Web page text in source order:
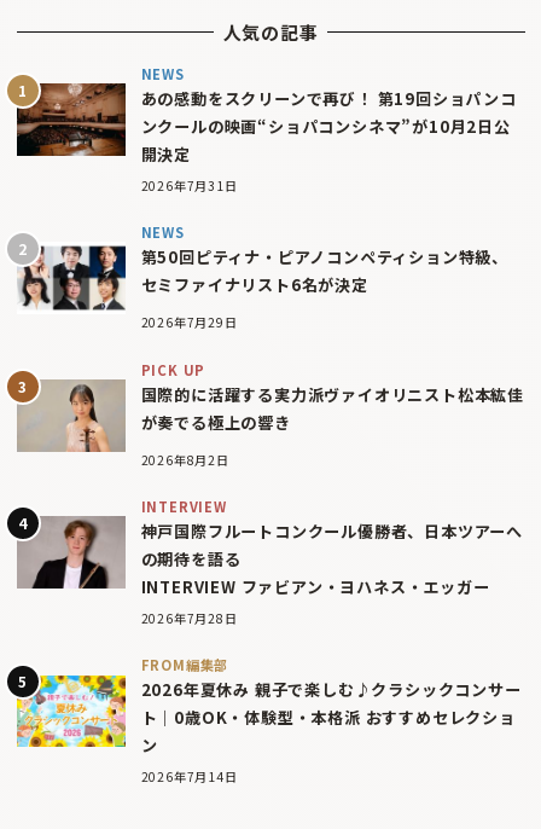
人気の記事
NEWS
あの感動をスクリーンで再び！ 第19回ショパンコ
ンクールの映画“ショパコンシネマ”が10月2日公
開決定
2026年7月31日
NEWS
第50回ピティナ・ピアノコンペティション特級、
セミファイナリスト6名が決定
2026年7月29日
PICK UP
国際的に活躍する実力派ヴァイオリニスト松本紘佳
が奏でる極上の響き
2026年8月2日
INTERVIEW
神戸国際フルートコンクール優勝者、日本ツアーへ
の期待を語る
INTERVIEW ファビアン・ヨハネス・エッガー
2026年7月28日
FROM編集部
2026年夏休み 親子で楽しむ♪クラシックコンサー
ト｜0歳OK・体験型・本格派 おすすめセレクショ
ン
2026年7月14日